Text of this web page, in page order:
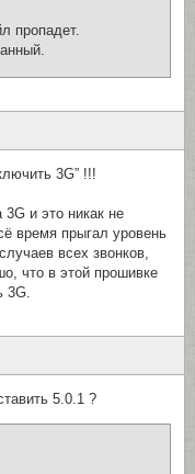
пропадет.
3G” !!!
и это никак не
время прыгал уровень
всех звонков,
что в этой прошивке
3G.
5.0.1 ?